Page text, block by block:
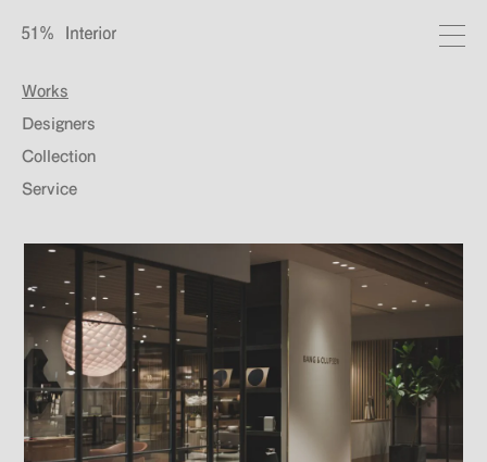
Works
Designers
Collection
Service